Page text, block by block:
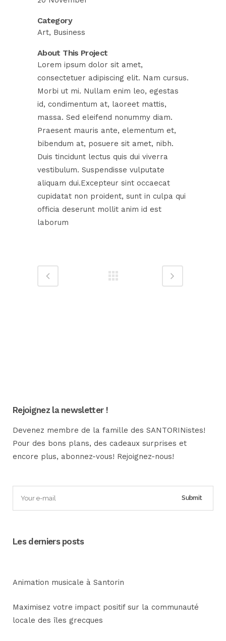
Category
Art, Business
About This Project
Lorem ipsum dolor sit amet,
consectetuer adipiscing elit. Nam cursus.
Morbi ut mi. Nullam enim leo, egestas
id, condimentum at, laoreet mattis,
massa. Sed eleifend nonummy diam.
Praesent mauris ante, elementum et,
bibendum at, posuere sit amet, nibh.
Duis tincidunt lectus quis dui viverra
vestibulum. Suspendisse vulputate
aliquam dui.Excepteur sint occaecat
cupidatat non proident, sunt in culpa qui
officia deserunt mollit anim id est
laborum
Rejoignez la newsletter !
Devenez membre de la famille des SANTORINistes!
Pour des bons plans, des cadeaux surprises et
encore plus, abonnez-vous! Rejoignez-nous!
Les derniers posts
Animation musicale à Santorin
Maximisez votre impact positif sur la communauté
locale des îles grecques